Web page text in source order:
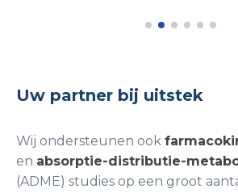
Uw partner bij uitstek
Wij ondersteunen ook
en absorptie-distributie-
(ADME) studies op een groot